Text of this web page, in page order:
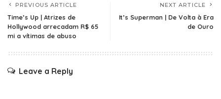
PREVIOUS ARTICLE
Time’s Up | Atrizes de
Hollywood arrecadam R$ 65
mi a vítimas de abuso
NEXT ARTICLE
It’s Superman | De Volta à Era
de Ouro
Leave a Reply